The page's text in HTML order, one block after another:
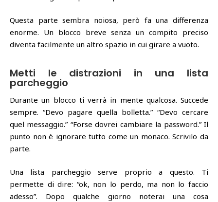
Questa parte sembra noiosa, però fa una differenza
enorme. Un blocco breve senza un compito preciso
diventa facilmente un altro spazio in cui girare a vuoto.
Metti le distrazioni in una lista
parcheggio
Durante un blocco ti verrà in mente qualcosa. Succede
sempre. “Devo pagare quella bolletta.” “Devo cercare
quel messaggio.” “Forse dovrei cambiare la password.” Il
punto non è ignorare tutto come un monaco. Scrivilo da
parte.
Una lista parcheggio serve proprio a questo. Ti
permette di dire: “ok, non lo perdo, ma non lo faccio
adesso”. Dopo qualche giorno noterai una cosa